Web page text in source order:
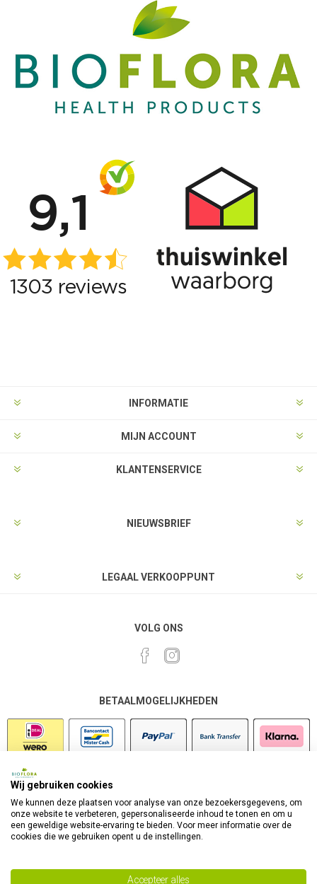
INFORMATIE
MIJN ACCOUNT
KLANTENSERVICE
NIEUWSBRIEF
LEGAAL VERKOOPPUNT
VOLG ONS
BETAALMOGELIJKHEDEN
Wij gebruiken cookies
We kunnen deze plaatsen voor analyse van onze bezoekersgegevens, om
onze website te verbeteren, gepersonaliseerde inhoud te tonen en om u
een geweldige website-ervaring te bieden. Voor meer informatie over de
cookies die we gebruiken opent u de instellingen.
Accepteer alles